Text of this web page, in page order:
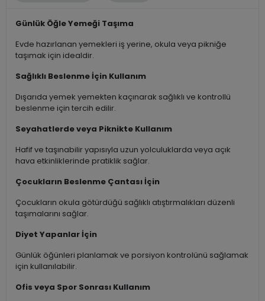
Günlük Öğle Yemeği Taşıma
Evde hazırlanan yemekleri iş yerine, okula veya pikniğe
taşımak için idealdir.
Sağlıklı Beslenme İçin Kullanım
Dışarıda yemek yemekten kaçınarak sağlıklı ve kontrollü
beslenme için tercih edilir.
Seyahatlerde veya Piknikte Kullanım
Hafif ve taşınabilir yapısıyla uzun yolculuklarda veya açık
hava etkinliklerinde pratiklik sağlar.
Çocukların Beslenme Çantası İçin
Çocukların okula götürdüğü sağlıklı atıştırmalıkları düzenli
taşımalarını sağlar.
Diyet Yapanlar İçin
Günlük öğünleri planlamak ve porsiyon kontrolünü sağlamak
için kullanılabilir.
Ofis veya Spor Sonrası Kullanım